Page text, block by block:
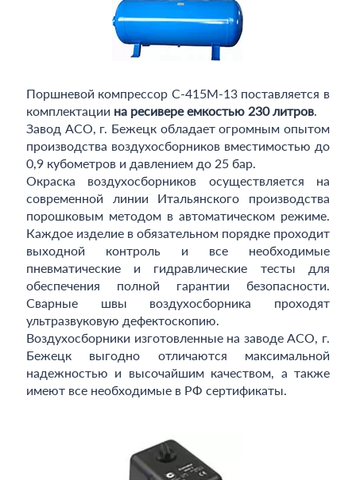
Поршневой компрессор С-415М-13 поставляется в
комплектации на ресивере емкостью 230 литров.
Завод АСО, г. Бежецк обладает огромным опытом
производства воздухосборников вместимостью до
0,9 кубометров и давлением до 25 бар.
Окраска воздухосборников осуществляется на
современной линии Итальянского производства
порошковым методом в автоматическом режиме.
Каждое изделие в обязательном порядке проходит
выходной контроль и все необходимые
пневматические и гидравлические тесты для
обеспечения полной гарантии безопасности.
Сварные швы воздухосборника проходят
ультразвуковую дефектоскопию.
Воздухосборники изготовленные на заводе АСО, г.
Бежецк выгодно отличаются максимальной
надежностью и высочайшим качеством, а также
имеют все необходимые в РФ сертификаты.